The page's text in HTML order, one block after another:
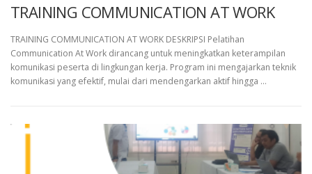
TRAINING COMMUNICATION AT WORK
TRAINING COMMUNICATION AT WORK DESKRIPSI Pelatihan
Communication At Work dirancang untuk meningkatkan keterampilan
komunikasi peserta di lingkungan kerja. Program ini mengajarkan teknik
komunikasi yang efektif, mulai dari mendengarkan aktif hingga …